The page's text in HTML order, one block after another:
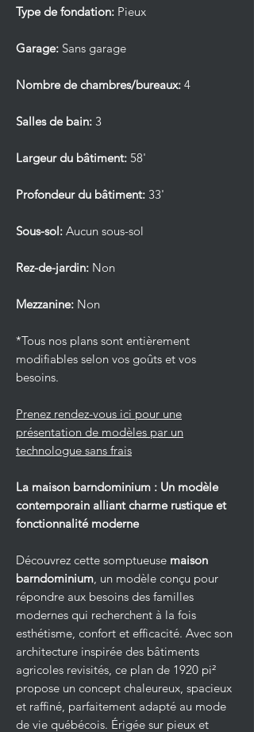
Type de fondation: Pieux
Garage: Sans garage
Nombre de chambres/bureaux: 4
Salles de bain: 3
Largeur du bâtiment: 58'
Profondeur du bâtiment: 33'
Sous-sol: Aucun sous-sol
Rez-de-jardin: Non
Mezzanine: Non
*Tous nos plans sont entièrement
modifiables selon vos goûts et vos
besoins.
Prenez rendez-vous ici pour une
présentation de modèles par un
technologue sans frais
La maison barndominium : Un modèle
contemporain alliant charme rustique et
fonctionnalité moderne
Découvrez cette somptueuse maison
barndominium, un modèle conçu pour
répondre aux besoins des familles
modernes qui recherchent à la fois
esthétisme, confort et efficacité. Avec son
architecture inspirée des bâtiments
agricoles revisités, ce plan de 1920 pi²
propose un concept chaleureux, spacieux
et raffiné, parfaitement adapté au mode
de vie québécois. Érigée sur pieux et